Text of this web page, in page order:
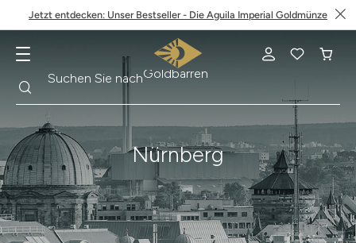
Jetzt entdecken: Unser Bestseller - Die Aguila Imperial Goldmünze
Suchen Sie nachKrügerrand
Nürnberg